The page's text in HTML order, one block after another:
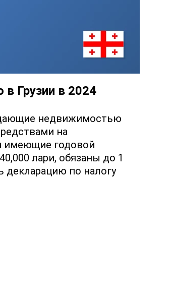
Грузии в 2024
недвижимостью
на
имеющие годовой
лари, обязаны до 1
декларацию по налогу